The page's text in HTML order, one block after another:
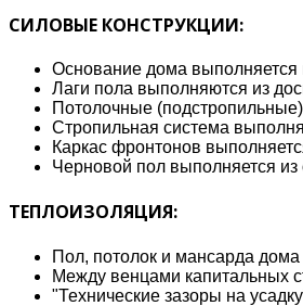
СИЛОВЫЕ КОНСТРУКЦИИ:
Основание дома выполняется
Лаги пола выполняются из
Потолочные (подстропильные)
Стропильная система
Каркас фронтонов
Черновой пол выполняется из
ТЕПЛОИЗОЛЯЦИЯ:
Пол, потолок и мансарда
Между венцами капитальных
"Технические зазоры на